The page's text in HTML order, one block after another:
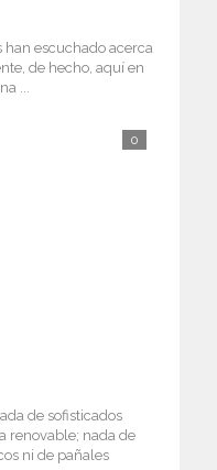
han escuchado acerca
de hecho, aquí en
...
0
de sofisticados
renovable; nada de
ni de pañales